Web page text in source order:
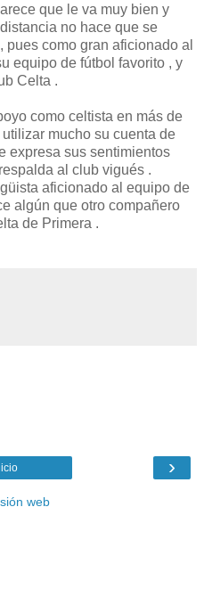
que le va muy bien y
no hace que se
como gran aficionado al
equipo de fútbol favorito , y
Celta .
como celtista en más de
mucho su cuenta de
expresa sus sentimientos
al club vigués .
aficionado al equipo de
algún que otro compañero
de Primera .
›
web